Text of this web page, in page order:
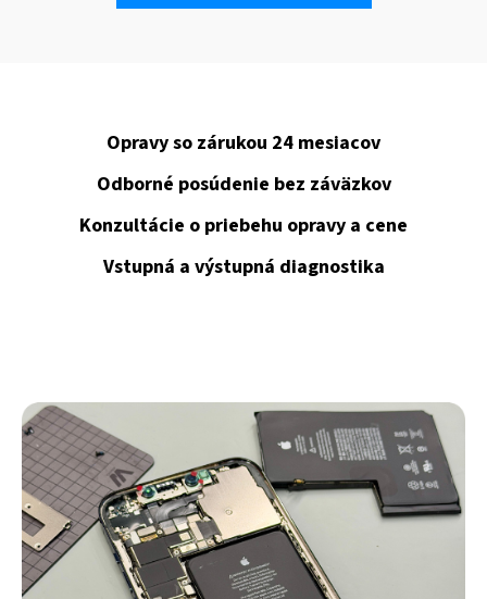
Opravy so zárukou 24 mesiacov
Odborné posúdenie bez záväzkov
Konzultácie o priebehu opravy a cene
Vstupná a výstupná diagnostika